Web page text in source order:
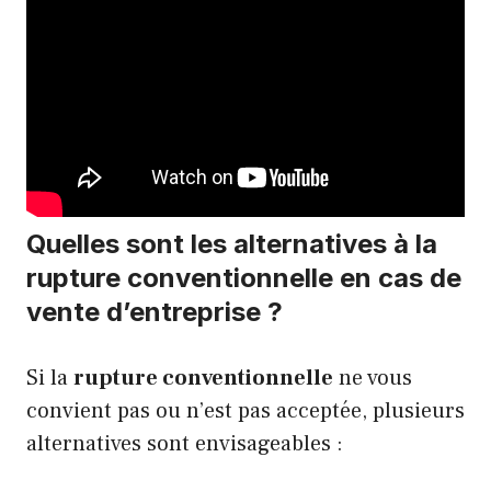
Quelles sont les alternatives à la
rupture conventionnelle en cas de
vente d’entreprise ?
Si larupture conventionnelle ne vous
convient pas ou n’est pas acceptée, plusieurs
alternatives sont envisageables :